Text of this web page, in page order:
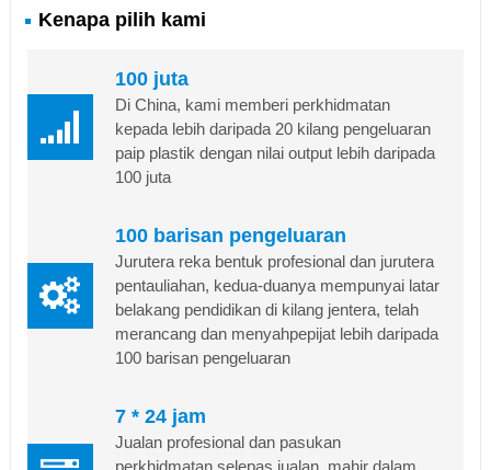
Kenapa pilih kami
100 juta
Di China, kami memberi perkhidmatan
kepada lebih daripada 20 kilang pengeluaran
paip plastik dengan nilai output lebih daripada
100 juta
100 barisan pengeluaran
Jurutera reka bentuk profesional dan jurutera
pentauliahan, kedua-duanya mempunyai latar
belakang pendidikan di kilang jentera, telah
merancang dan menyahpepijat lebih daripada
100 barisan pengeluaran
7 * 24 jam
Jualan profesional dan pasukan
perkhidmatan selepas jualan, mahir dalam